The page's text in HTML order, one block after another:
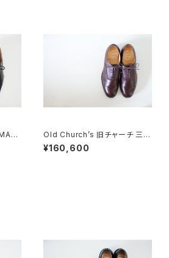
Old Church’s 旧チャーチ 三都
市 MESSENGER メッセンジャ
ー 85F DEADSTOCK
¥160,600